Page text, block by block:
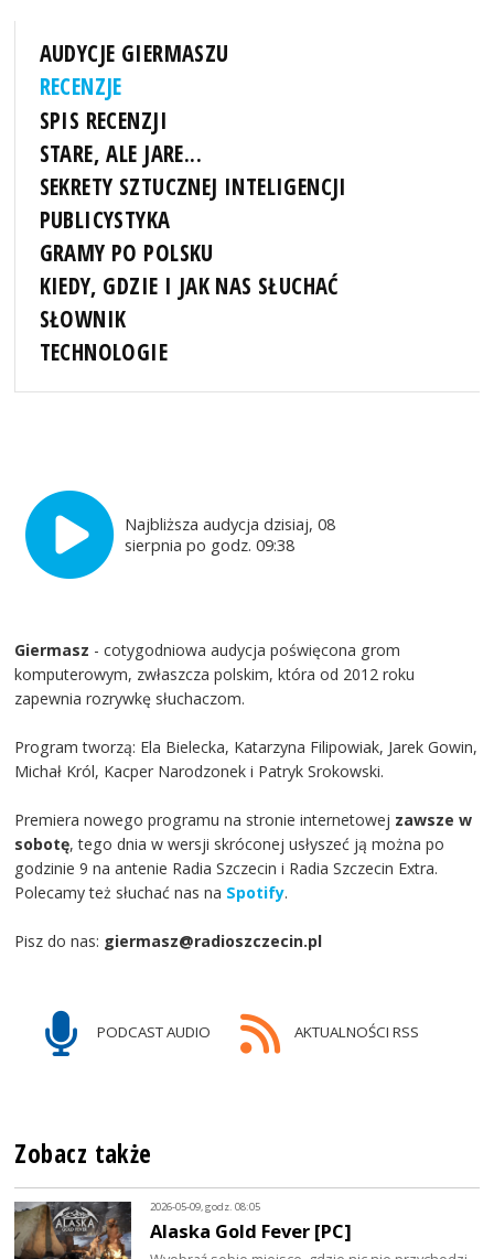
AUDYCJE GIERMASZU
RECENZJE
SPIS RECENZJI
STARE, ALE JARE...
SEKRETY SZTUCZNEJ INTELIGENCJI
PUBLICYSTYKA
GRAMY PO POLSKU
KIEDY, GDZIE I JAK NAS SŁUCHAĆ
SŁOWNIK
TECHNOLOGIE
Najbliższa audycja dzisiaj, 08
sierpnia po godz. 09:38
Giermasz - cotygodniowa audycja poświęcona grom
komputerowym, zwłaszcza polskim, która od 2012 roku
zapewnia rozrywkę słuchaczom.
Program tworzą: Ela Bielecka, Katarzyna Filipowiak, Jarek Gowin,
Michał Król, Kacper Narodzonek i Patryk Srokowski.
Premiera nowego programu na stronie internetowej zawsze w
sobotę, tego dnia w wersji skróconej usłyszeć ją można po
godzinie 9 na antenie Radia Szczecin i Radia Szczecin Extra.
Polecamy też słuchać nas na Spotify.
Pisz do nas: giermasz@radioszczecin.pl
PODCAST AUDIO AKTUALNOŚCI RSS
Zobacz także
2026-05-09, godz. 08:05
Alaska Gold Fever [PC]